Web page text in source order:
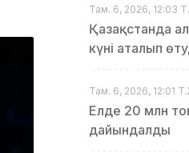
Там. 6, 2026, 12:03
Қазақстанда
күні аталып
Там. 6, 2026, 12:01
Елде 20 млн
дайындалды